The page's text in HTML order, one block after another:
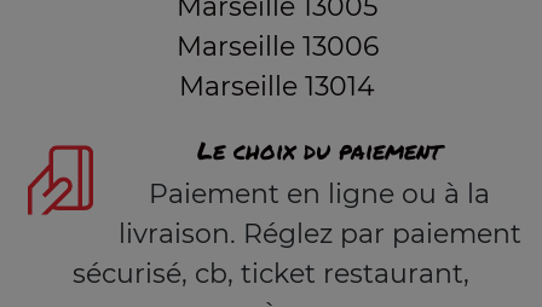
Marseille 13005
Marseille 13006
Marseille 13014
Le choix du paiement
Paiement en ligne ou à la
livraison. Réglez par paiement
sécurisé, cb, ticket restaurant,